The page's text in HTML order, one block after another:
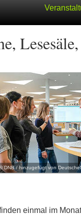
Lesesäle,
DNB / hinzugefügt von
einmal im